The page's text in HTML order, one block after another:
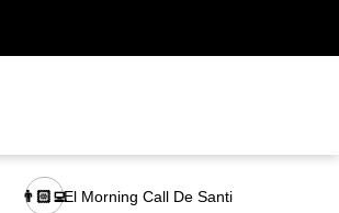
👨🏻‍💻El Morning Call De Santi